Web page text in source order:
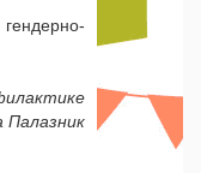
Палазник